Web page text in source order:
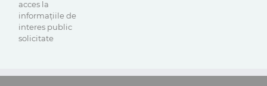
acces la
informaţiile de
interes public
solicitate